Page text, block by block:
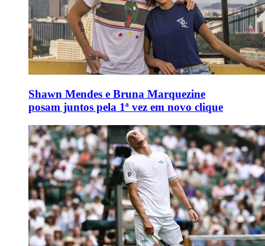
Shawn Mendes e Bruna Marquezine
posam juntos pela 1ª vez em novo clique